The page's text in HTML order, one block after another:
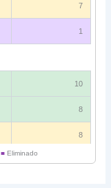
7
1
10
8
8
■Eliminado